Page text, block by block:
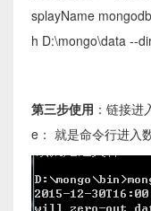
splayName
h D:\mongo\data --
第三步使用 ：链接
e： 就是命令行进入